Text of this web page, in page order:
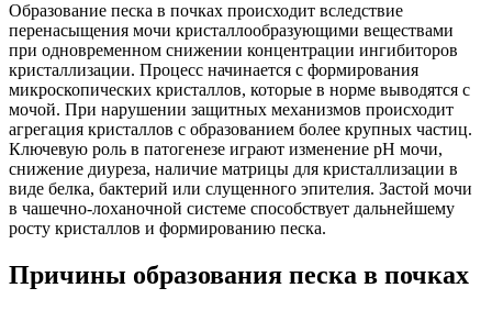
Образование песка в почках происходит вследствие
перенасыщения мочи кристаллообразующими веществами
при одновременном снижении концентрации ингибиторов
кристаллизации. Процесс начинается с формирования
микроскопических кристаллов, которые в норме выводятся с
мочой. При нарушении защитных механизмов происходит
агрегация кристаллов с образованием более крупных частиц.
Ключевую роль в патогенезе играют изменение рН мочи,
снижение диуреза, наличие матрицы для кристаллизации в
виде белка, бактерий или слущенного эпителия. Застой мочи
в чашечно-лоханочной системе способствует дальнейшему
росту кристаллов и формированию песка.
Причины образования песка в почках